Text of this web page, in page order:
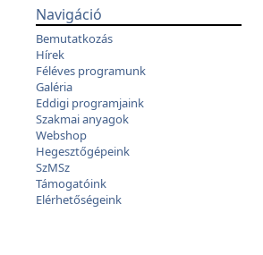
Navigáció
Bemutatkozás
Hírek
Féléves programunk
Galéria
Eddigi programjaink
Szakmai anyagok
Webshop
Hegesztőgépeink
SzMSz
Támogatóink
Elérhetőségeink